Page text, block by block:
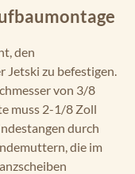
den
Jetski zu befestigen.
von 3/8
muss 2-1/8 Zoll
durch
die im